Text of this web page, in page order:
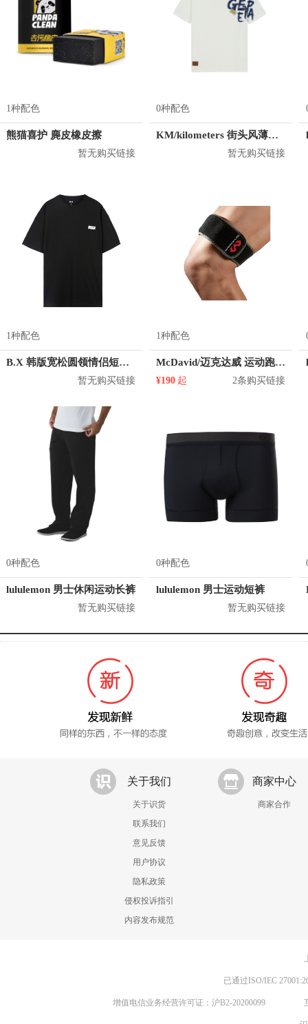
1种配色
熊猫喜护 麂皮橡皮擦
暂无购买链接
0种配色
KM/kilometers 街头风薄款印花短袖T恤 男女同款 M2X2108248
暂无购买链接
1种配色
B.X 韩版宽松圆领情侣短袖T恤 男女同款 T-6202-002001
暂无购买链接
1种配色
McDavid/迈克达威 运动跑步骼胫束绑带
¥190 起 2条购买链接
0种配色
lululemon 男士休闲运动长裤
暂无购买链接
0种配色
lululemon 男士运动短裤
暂无购买链接
关于我们
关于识货
联系我们
意见反馈
用户协议
隐私政策
侵权投诉指引
内容发布规范
商家中心
商家合作
已通过ISO/IEC
增值电信业务经营许可证：沪B2-20200099